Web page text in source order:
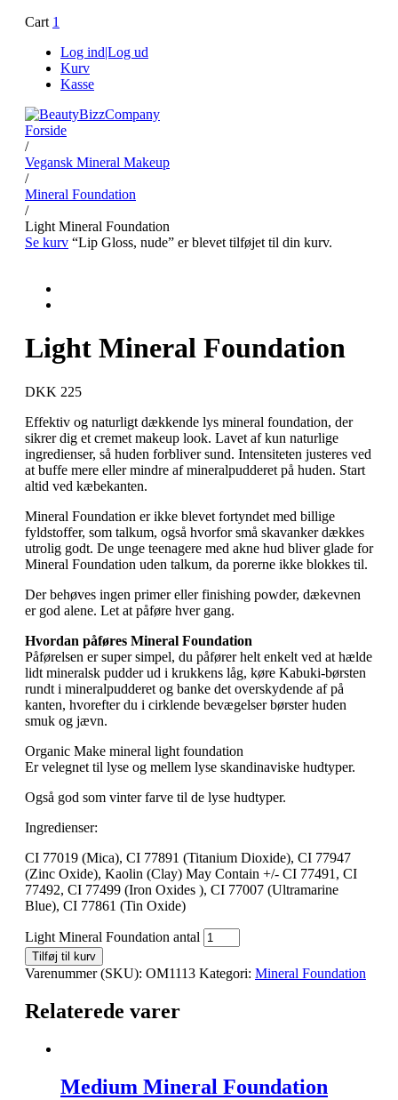
Cart 1
Log ind|Log ud
Kurv
Kasse
Forside
/
Vegansk Mineral Makeup
/
Mineral Foundation
/
Light Mineral Foundation
Se kurv “Lip Gloss, nude” er blevet tilføjet til din kurv.
Light Mineral Foundation
DKK 225
Effektiv og naturligt dækkende lys mineral foundation, der
sikrer dig et cremet makeup look. Lavet af kun naturlige
ingredienser, så huden forbliver sund. Intensiteten justeres ved
at buffe mere eller mindre af mineralpudderet på huden. Start
altid ved kæbekanten.
Mineral Foundation er ikke blevet fortyndet med billige
fyldstoffer, som talkum, også hvorfor små skavanker dækkes
utrolig godt. De unge teenagere med akne hud bliver glade for
Mineral Foundation uden talkum, da porerne ikke blokkes til.
Der behøves ingen primer eller finishing powder, dækevnen
er god alene. Let at påføre hver gang.
Hvordan påføres Mineral Foundation
Påførelsen er super simpel, du påfører helt enkelt ved at hælde
lidt mineralsk pudder ud i krukkens låg, køre Kabuki-børsten
rundt i mineralpudderet og banke det overskydende af på
kanten, hvorefter du i cirklende bevægelser børster huden
smuk og jævn.
Organic Make mineral light foundation
Er velegnet til lyse og mellem lyse skandinaviske hudtyper.
Også god som vinter farve til de lyse hudtyper.
Ingredienser:
CI 77019 (Mica), CI 77891 (Titanium Dioxide), CI 77947
(Zinc Oxide), Kaolin (Clay) May Contain +/- CI 77491, CI
77492, CI 77499 (Iron Oxides ), CI 77007 (Ultramarine
Blue), CI 77861 (Tin Oxide)
Light Mineral Foundation antal
Tilføj til kurv
Varenummer (SKU): OM1113 Kategori: Mineral Foundation
Relaterede varer
Medium Mineral Foundation